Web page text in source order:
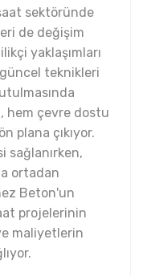
sektöründe
de değişim
yaklaşımları
teknikleri
hem çevre dostu
plana çıkıyor.
sağlanırken,
ortadan
Beton'un
projelerinin
maliyetlerin